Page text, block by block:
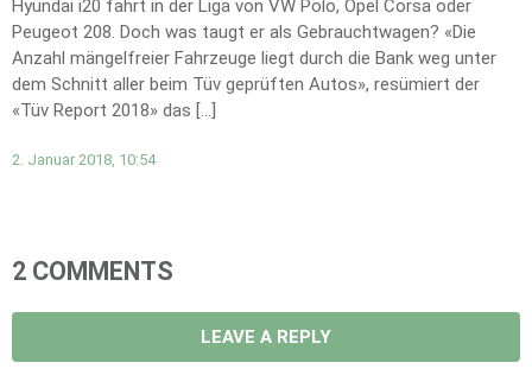
Hyundai i20 fährt in der Liga von VW Polo, Opel Corsa oder
Peugeot 208. Doch was taugt er als Gebrauchtwagen? «Die
Anzahl mängelfreier Fahrzeuge liegt durch die Bank weg unter
dem Schnitt aller beim Tüv geprüften Autos», resümiert der
«Tüv Report 2018» das […]
2. Januar 2018, 10:54
2 COMMENTS
LEAVE A REPLY